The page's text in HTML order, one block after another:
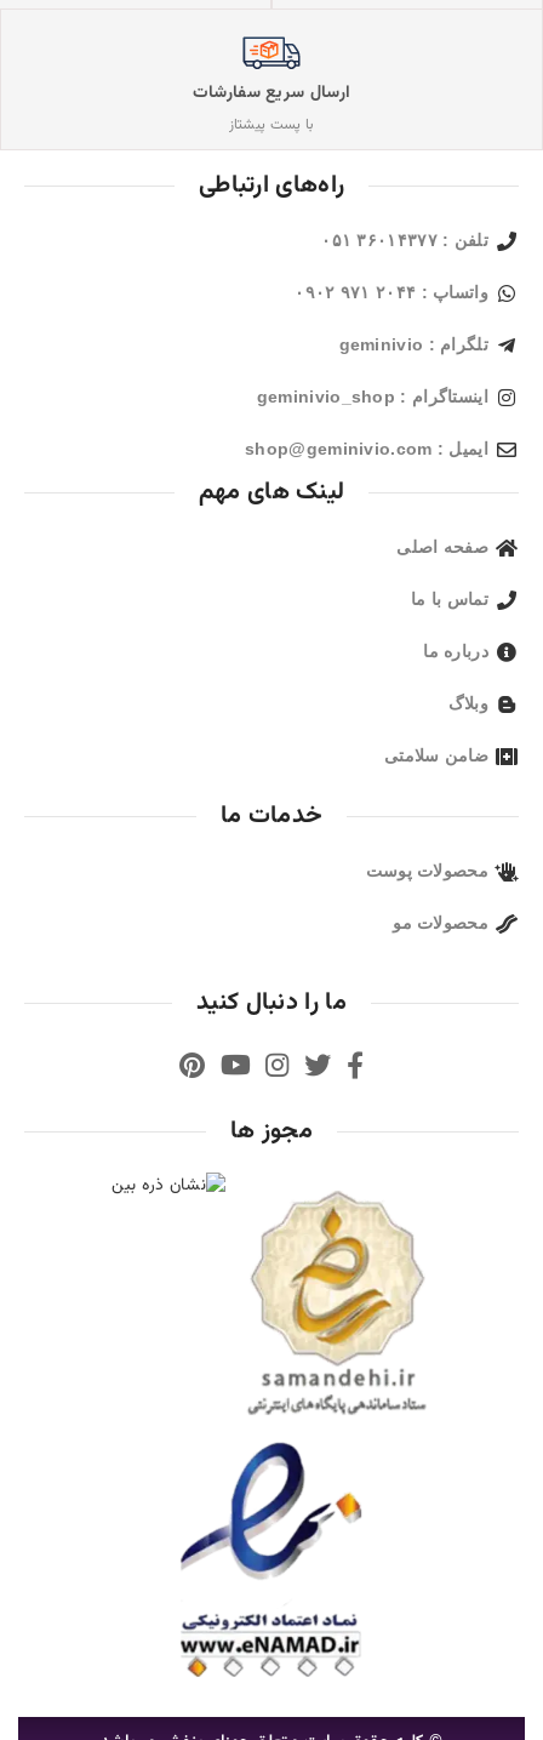
ارسال سریع سفارشات
با پست پیشتاز
راه‌های ارتباطی
تلفن : ۳۶۰۱۴۳۷۷ ۰۵۱
واتساپ : ۲۰۴۴ ۹۷۱ ۰۹۰۲
تلگرام : geminivio
اینستاگرام : geminivio_shop
ایمیل : shop@geminivio.com​
لینک های مهم
صفحه اصلی
تماس با ما
درباره ما
وبلاگ
ضامن سلامتی
خدمات ما
محصولات پوست
محصولات مو
ما را دنبال کنید
مجوز ها